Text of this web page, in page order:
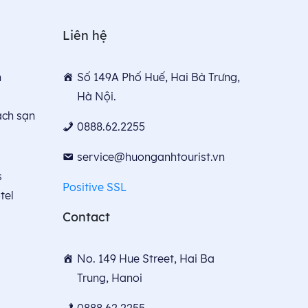
sạn
Liên hệ
Số 149A Phố Huế, Hai Bà Trưng,
Hà Nội.
0888.62.2255
service@huonganhtourist.vn
Positive SSL
Contact
No. 149 Hue Street, Hai Ba
Trung, Hanoi